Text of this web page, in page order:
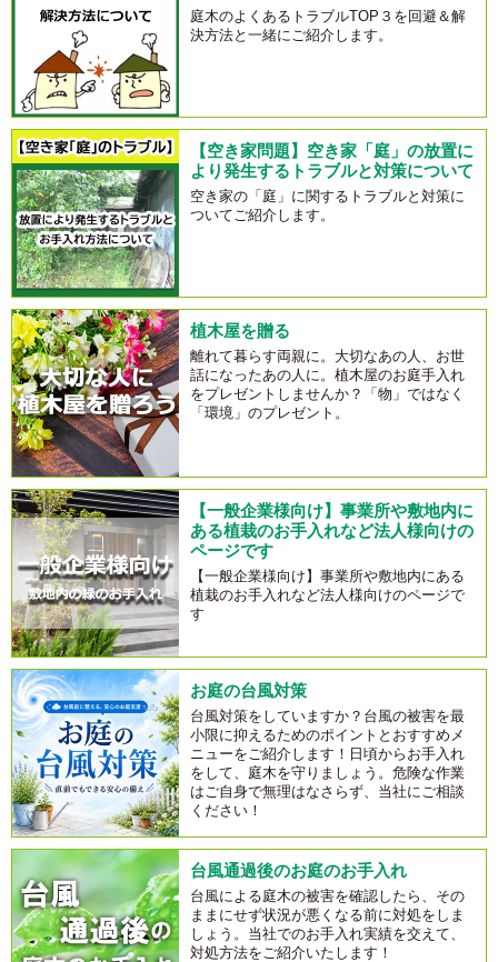
庭木のよくあるトラブルTOP３を回避＆解
決方法と一緒にご紹介します。
【空き家問題】空き家「庭」の放置に
より発生するトラブルと対策について
空き家の「庭」に関するトラブルと対策に
ついてご紹介します。
植木屋を贈る
離れて暮らす両親に。大切なあの人、お世
話になったあの人に。植木屋のお庭手入れ
をプレゼントしませんか？「物」ではなく
「環境」のプレゼント。
【一般企業様向け】事業所や敷地内に
ある植栽のお手入れなど法人様向けの
ページです
【一般企業様向け】事業所や敷地内にある
植栽のお手入れなど法人様向けのページで
す
お庭の台風対策
台風対策をしていますか？台風の被害を最
小限に抑えるためのポイントとおすすめメ
ニューをご紹介します！日頃からお手入れ
をして、庭木を守りましょう。危険な作業
はご自身で無理はなさらず、当社にご相談
ください！
台風通過後のお庭のお手入れ
台風による庭木の被害を確認したら、その
ままにせず状況が悪くなる前に対処をしま
しょう。当社でのお手入れ実績を交えて、
対処方法をご紹介いたします！